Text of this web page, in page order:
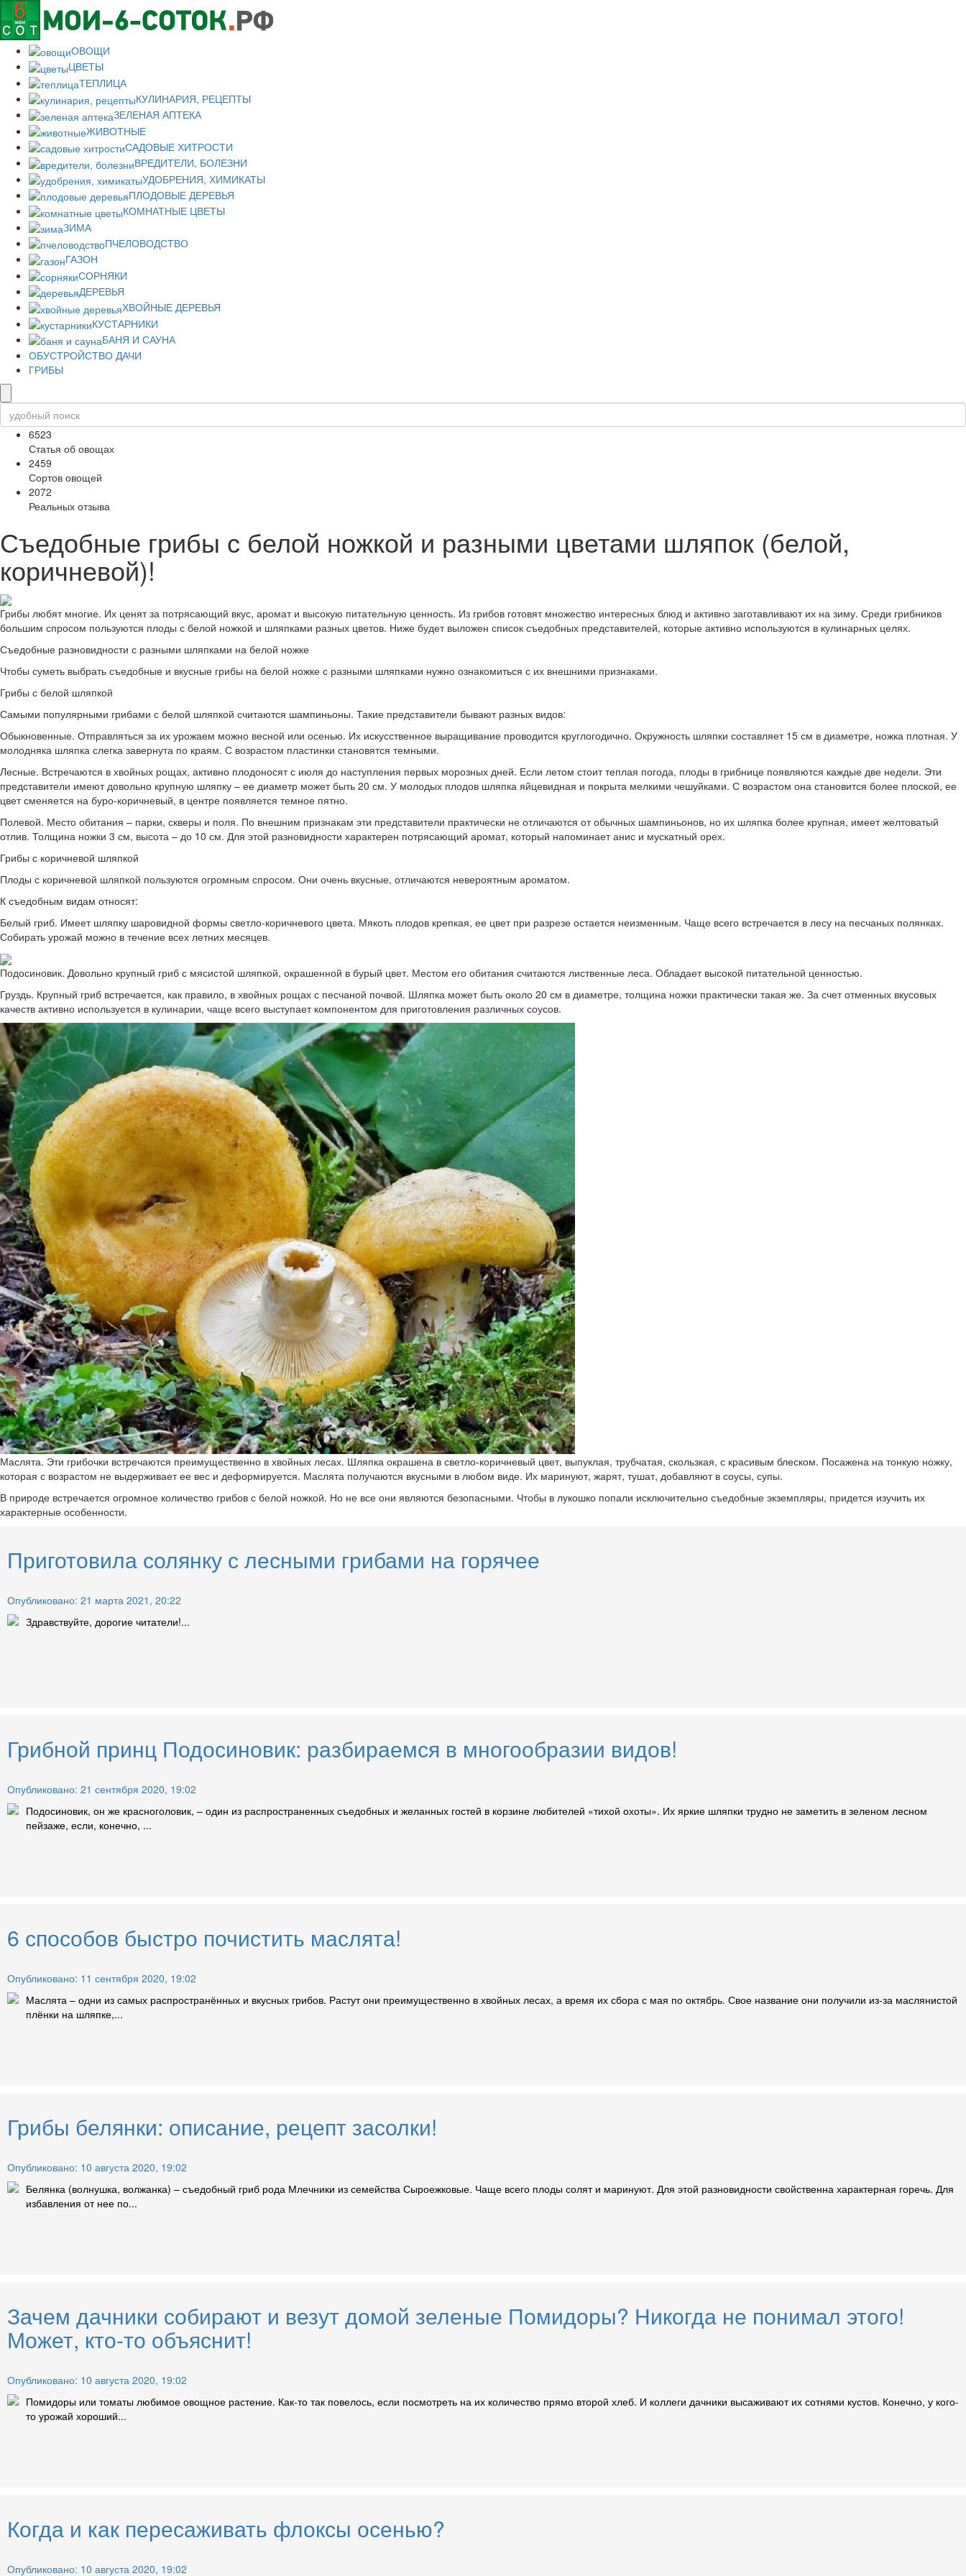
ОВОЩИ
ЦВЕТЫ
ТЕПЛИЦА
КУЛИНАРИЯ, РЕЦЕПТЫ
ЗЕЛЕНАЯ АПТЕКА
ЖИВОТНЫЕ
САДОВЫЕ ХИТРОСТИ
ВРЕДИТЕЛИ, БОЛЕЗНИ
УДОБРЕНИЯ, ХИМИКАТЫ
ПЛОДОВЫЕ ДЕРЕВЬЯ
КОМНАТНЫЕ ЦВЕТЫ
ЗИМА
ПЧЕЛОВОДСТВО
ГАЗОН
СОРНЯКИ
ДЕРЕВЬЯ
ХВОЙНЫЕ ДЕРЕВЬЯ
КУСТАРНИКИ
БАНЯ И САУНА
ОБУСТРОЙСТВО ДАЧИ
ГРИБЫ
6523
Статья об овощах
2459
Сортов овощей
2072
Реальных отзыва
Съедобные грибы с белой ножкой и разными цветами шляпок (белой,
коричневой)!
Грибы любят многие. Их ценят за потрясающий вкус, аромат и высокую питательную ценность. Из грибов готовят множество интересных блюд и активно заготавливают их на зиму. Среди грибников
большим спросом пользуются плоды с белой ножкой и шляпками разных цветов. Ниже будет выложен список съедобных представителей, которые активно используются в кулинарных целях.
Съедобные разновидности с разными шляпками на белой ножке
Чтобы суметь выбрать съедобные и вкусные грибы на белой ножке с разными шляпками нужно ознакомиться с их внешними признаками.
Грибы с белой шляпкой
Самыми популярными грибами с белой шляпкой считаются шампиньоны. Такие представители бывают разных видов:
Обыкновенные. Отправляться за их урожаем можно весной или осенью. Их искусственное выращивание проводится круглогодично. Окружность шляпки составляет 15 см в диаметре, ножка плотная. У
молодняка шляпка слегка завернута по краям. С возрастом пластинки становятся темными.
Лесные. Встречаются в хвойных рощах, активно плодоносят с июля до наступления первых морозных дней. Если летом стоит теплая погода, плоды в грибнице появляются каждые две недели. Эти
представители имеют довольно крупную шляпку – ее диаметр может быть 20 см. У молодых плодов шляпка яйцевидная и покрыта мелкими чешуйками. С возрастом она становится более плоской, ее
цвет сменяется на буро-коричневый, в центре появляется темное пятно.
Полевой. Место обитания – парки, скверы и поля. По внешним признакам эти представители практически не отличаются от обычных шампиньонов, но их шляпка более крупная, имеет желтоватый
отлив. Толщина ножки 3 см, высота – до 10 см. Для этой разновидности характерен потрясающий аромат, который напоминает анис и мускатный орех.
Грибы с коричневой шляпкой
Плоды с коричневой шляпкой пользуются огромным спросом. Они очень вкусные, отличаются невероятным ароматом.
К съедобным видам относят:
Белый гриб. Имеет шляпку шаровидной формы светло-коричневого цвета. Мякоть плодов крепкая, ее цвет при разрезе остается неизменным. Чаще всего встречается в лесу на песчаных полянках.
Собирать урожай можно в течение всех летних месяцев.
Подосиновик. Довольно крупный гриб с мясистой шляпкой, окрашенной в бурый цвет. Местом его обитания считаются лиственные леса. Обладает высокой питательной ценностью.
Груздь. Крупный гриб встречается, как правило, в хвойных рощах с песчаной почвой. Шляпка может быть около 20 см в диаметре, толщина ножки практически такая же. За счет отменных вкусовых
качеств активно используется в кулинарии, чаще всего выступает компонентом для приготовления различных соусов.
Маслята. Эти грибочки встречаются преимущественно в хвойных лесах. Шляпка окрашена в светло-коричневый цвет, выпуклая, трубчатая, скользкая, с красивым блеском. Посажена на тонкую ножку,
которая с возрастом не выдерживает ее вес и деформируется. Маслята получаются вкусными в любом виде. Их маринуют, жарят, тушат, добавляют в соусы, супы.
В природе встречается огромное количество грибов с белой ножкой. Но не все они являются безопасными. Чтобы в лукошко попали исключительно съедобные экземпляры, придется изучить их
характерные особенности.
Приготовила солянку с лесными грибами на горячее
Опубликовано: 21 марта 2021, 20:22
Здравствуйте, дорогие читатели!...
Грибной принц Подосиновик: разбираемся в многообразии видов!
Опубликовано: 21 сентября 2020, 19:02
Подосиновик, он же красноголовик, – один из распространенных съедобных и желанных гостей в корзине любителей «тихой охоты». Их яркие шляпки трудно не заметить в зеленом лесном
пейзаже, если, конечно, ...
6 способов быстро почистить маслята!
Опубликовано: 11 сентября 2020, 19:02
Маслята – одни из самых распространённых и вкусных грибов. Растут они преимущественно в хвойных лесах, а время их сбора с мая по октябрь. Свое название они получили из-за маслянистой
плёнки на шляпке,...
Грибы белянки: описание, рецепт засолки!
Опубликовано: 10 августа 2020, 19:02
Белянка (волнушка, волжанка) – съедобный гриб рода Млечники из семейства Сыроежковые. Чаще всего плоды солят и маринуют. Для этой разновидности свойственна характерная горечь. Для
избавления от нее по...
Зачем дачники собирают и везут домой зеленые Помидоры? Никогда не понимал этого!
Может, кто-то объяснит!
Опубликовано: 10 августа 2020, 19:02
Помидоры или томаты любимое овощное растение. Как-то так повелось, если посмотреть на их количество прямо второй хлеб. И коллеги дачники высаживают их сотнями кустов. Конечно, у кого-
то урожай хороший...
Когда и как пересаживать флоксы осенью?
Опубликовано: 10 августа 2020, 19:02